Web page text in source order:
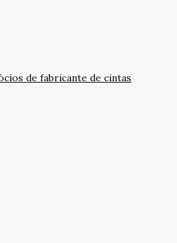
de fabricante de cintas